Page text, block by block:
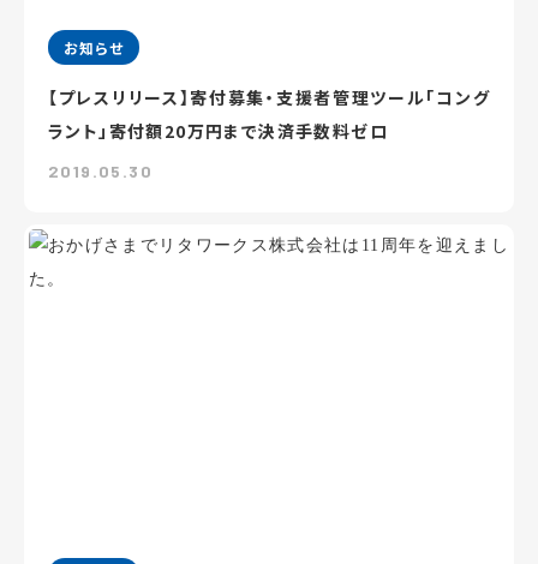
お知らせ
【プレスリリース】寄付募集・支援者管理ツール「コング
ラント」寄付額20万円まで決済手数料ゼロ
2019.05.30